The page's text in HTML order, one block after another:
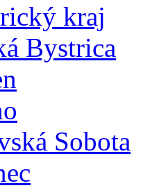
kraj
Bystrica
Sobota